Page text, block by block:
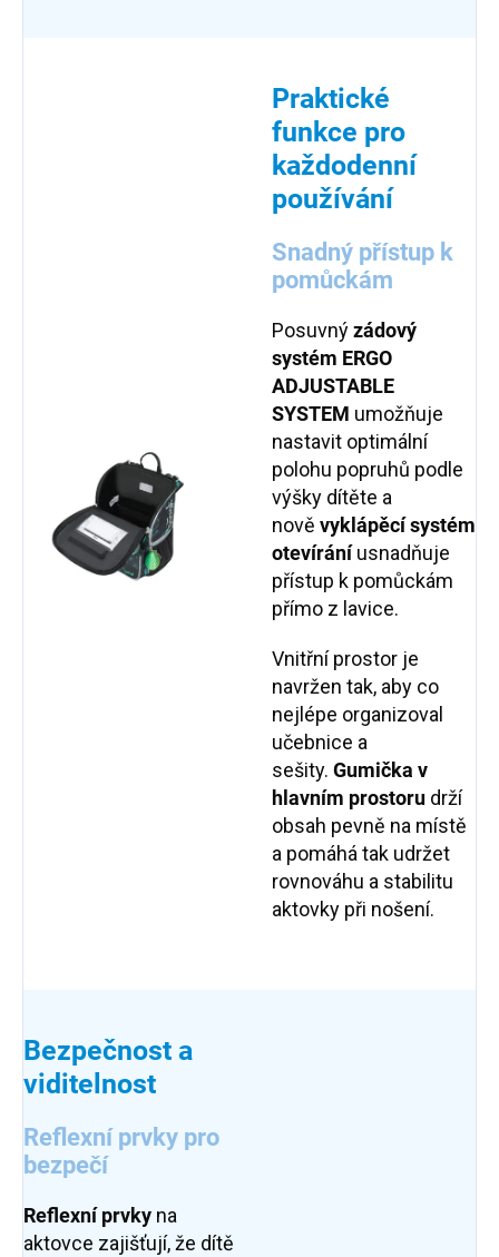
Praktické
funkce pro
každodenní
používání
Snadný přístup k
pomůckám
Posuvnýzádový
systém ERGO
ADJUSTABLE
SYSTEM umožňuje
nastavit optimální
polohu popruhů podle
výšky dítěte a
nově vyklápěcí systém
otevíráníusnadňuje
přístup k pomůckám
přímo z lavice.
Vnitřní prostor je
navržen tak, aby co
nejlépe organizoval
učebnice a
sešity. Gumička v
hlavním prostoru drží
obsah pevně na místě
a pomáhá tak udržet
rovnováhu a stabilitu
aktovky při nošení.
Bezpečnost a
viditelnost
Reflexní prvky pro
bezpečí
Reflexní prvky na
aktovce zajišťují, že dítě